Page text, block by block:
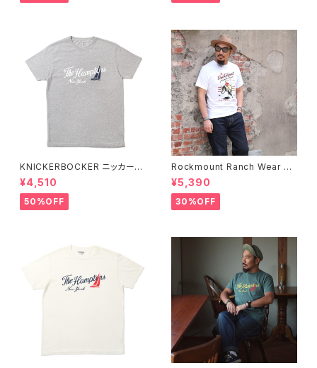
KNICKERBOCKER ニッカーボ
ッカー HEATHER GREY ハン
プトン Tシャツ
¥4,510
50%OFF
Rockmount Ranch Wear ロ
ックマウント ランチウェア Rock
mount Bronc Western T-Sh
irt 半袖Tシャツ 全3色
¥5,390
30%OFF